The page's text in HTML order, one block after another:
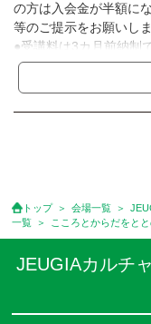
の方は入会金が半額に
等のご提示をお願いしま
●受講料は3カ月前納制
●受講料には運営費と
ております。また一部
用は含まれておりませ
のでご確認ください。
●参加人数が一定に満
期することがあります。
●その他、詳しい内容
トップ 会場一覧
一覧
こころとからだをと
JEUGIAカルチ